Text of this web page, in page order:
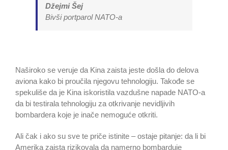
Džejmi Šej
Bivši portparol NATO-a
Naširoko se veruje da Kina zaista jeste došla do delova
aviona kako bi proučila njegovu tehnologiju. Takođe se
spekuliše da je Kina iskoristila vazdušne napade NATO-a
da bi testirala tehnologiju za otkrivanje nevidljivih
bombardera koje je inače nemoguće otkriti.
Ali čak i ako su sve te priče istinite – ostaje pitanje: da li bi
Amerika zaista rizikovala da namerno bombarduje